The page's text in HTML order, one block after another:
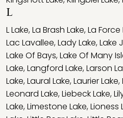
L
L Lake,La Brash Lake,La Force
Lac Lavallee,Lady Lake,Lake
Lake Of Bays,Lake Of Many
Lake,Langford Lake,Larson
Lake,Laural Lake,Laurier Lake,
Leonard Lake,Liebeck Lake,
Lake,Limestone Lake,Lioness